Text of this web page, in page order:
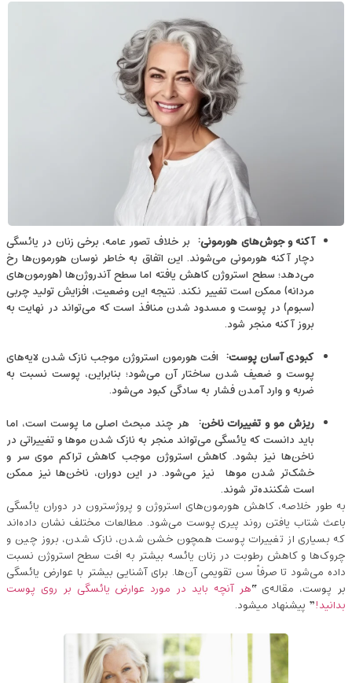
آکنه و جوش‌های هورمونی: بر خلاف تصور عامه، برخی زنان در یائسگی
دچار آکنه‌ هورمونی می‌شوند. این اتفاق به ‌خاطر نوسان هورمون‌ها رخ
می‌دهد؛ سطح استروژن کاهش یافته اما سطح آندروژن‌ها (هورمون‌های
مردانه) ممکن است تغییر نکند. نتیجه این وضعیت، افزایش تولید چربی
(سبوم) در پوست و مسدود شدن منافذ است که می‌تواند در نهایت به
بروز آکنه منجر شود.
کبودی آسان پوست: افت هورمون استروژن موجب نازک شدن لایه‌های
پوست و ضعیف شدن ساختار آن می‌شود؛ بنابراین، پوست نسبت به
ضربه و وارد آمدن فشار به ‌سادگی کبود می‌شود.
ریزش مو و تغییرات ناخن: هر چند مبحث اصلی ما پوست است، اما
باید دانست که یائسگی می‌تواند منجر به نازک شدن موها و تغییراتی در
ناخن‌ها نیز بشود. کاهش استروژن موجب کاهش تراکم موی سر و
خشک‌تر شدن موها نیز می‌شود. در این دوران، ناخن‌ها نیز ممکن
است شکننده‌تر شوند.
به طور خلاصه، کاهش هورمون‌های استروژن و پروژسترون در دوران یائسگی
باعث شتاب یافتن روند پیری پوست می‌شود. مطالعات مختلف نشان داده‌اند
که بسیاری از تغییرات پوست همچون خشن شدن، نازک شدن، بروز چین ‌و
چروک‌ها و کاهش رطوبت در زنان یائسه بیشتر به افت سطح استروژن نسبت
داده می‌شود تا صرفاً سن تقویمی آن‌ها. برای آشنایی بیشتر با عوارض یائسگی
بر پوست، مقاله‌ی “هر آنچه باید در مورد عوارض یائسگی بر روی پوست
بدانید!” پیشنهاد میشود.